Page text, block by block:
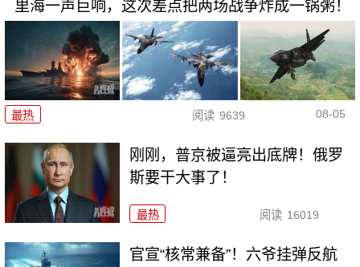
里海一声巨响，这次差点把两场战争炸成一锅粥！
最热 阅读 9639 08-05
刚刚，普京被逼亮出底牌！俄罗
斯要干大事了！
最热 阅读 16019
官宣“核常兼备”！六爷挂弹反航